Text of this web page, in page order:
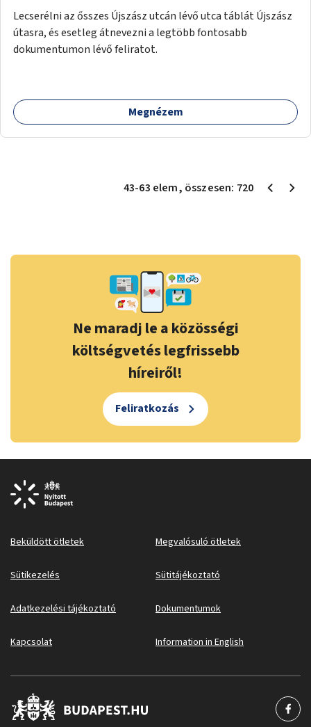
Lecserélni az ősszes Újszász utcán lévő utca táblát Újszász
útasra, és esetleg átnevezni a legtöbb fontosabb
dokumentumon lévő feliratot.
Megnézem
43-63 elem, összesen: 720
Ne maradj le a közösségi
költségvetés legfrissebb
híreiről!
Feliratkozás
Beküldött ötletek Megvalósuló ötletek
Sütikezelés Sütitájékoztató
Adatkezelési tájékoztató Dokumentumok
Kapcsolat Information in English